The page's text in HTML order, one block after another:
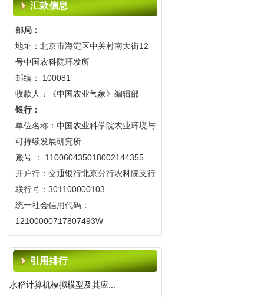
《中国农业气象》2017年改月刊
2016-07-20
《中国农业气象》入选2014年中
国精品科技期刊
2014-10-10
2013征订和变更刊期启事
2012-07-13
《中国农业气象》在线投稿系统
开通启事
2011-09-28
关于期刊网站开放时间临时调整
2023-08-08
会2020年学术年会的通知
2020-10-28
《中国农业气象》投稿系统升级
汇款信息
邮局：
地址：北京市海淀区中关村南大街12
号中国农科院环发所
邮编： 100081
收款人：《中国农业气象》编辑部
银行：
单位名称：中国农业科学院农业环境与
可持续发展研究所
账号 ： 110060435018002144355
开户行：交通银行北京分行农科院支行
联行号：301100000103
统一社会信用代码：
12100000717807493W
引用排行
水稻计算机模拟模型及其应...